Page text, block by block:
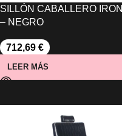
SILLÓN CABALLERO IRON
– NEGRO
712,69 €
LEER MÁS